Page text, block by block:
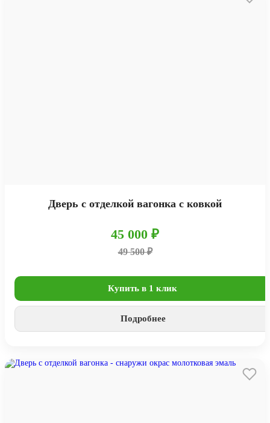
Дверь с отделкой вагонка с ковкой
45 000 ₽
49 500 ₽
Купить в 1 клик
Подробнее